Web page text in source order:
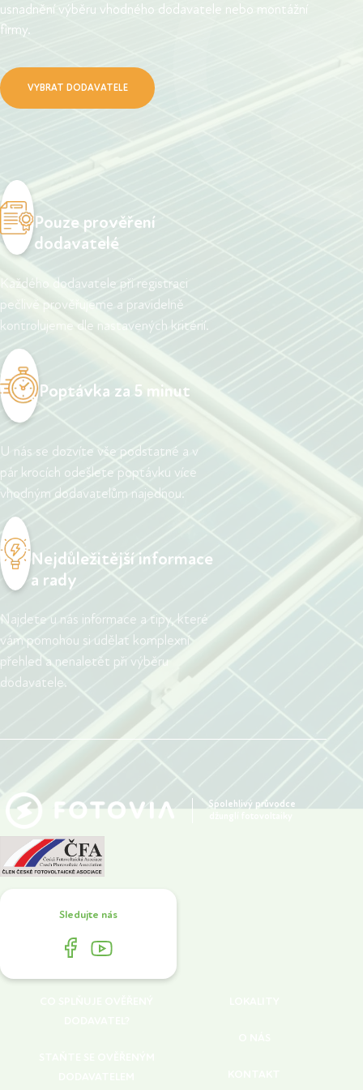
usnadnění výběru vhodného dodavatele nebo montážní
firmy.
VYBRAT DODAVATELE
Pouze prověření
dodavatelé
Každého dodavatele při registraci
pečlivě prověřujeme a pravidelně
kontrolujeme dle nastavených kritérií.
Poptávka za 5 minut
U nás se dozvíte vše podstatné a v
pár krocích odešlete poptávku více
vhodným dodavatelům najednou.
Nejdůležitější informace
a rady
Najdete u nás informace a tipy, které
vám pomohou si udělat komplexní
přehled a nenaletět při výběru
dodavatele.
Spolehlivý průvodce
Sledujte nás